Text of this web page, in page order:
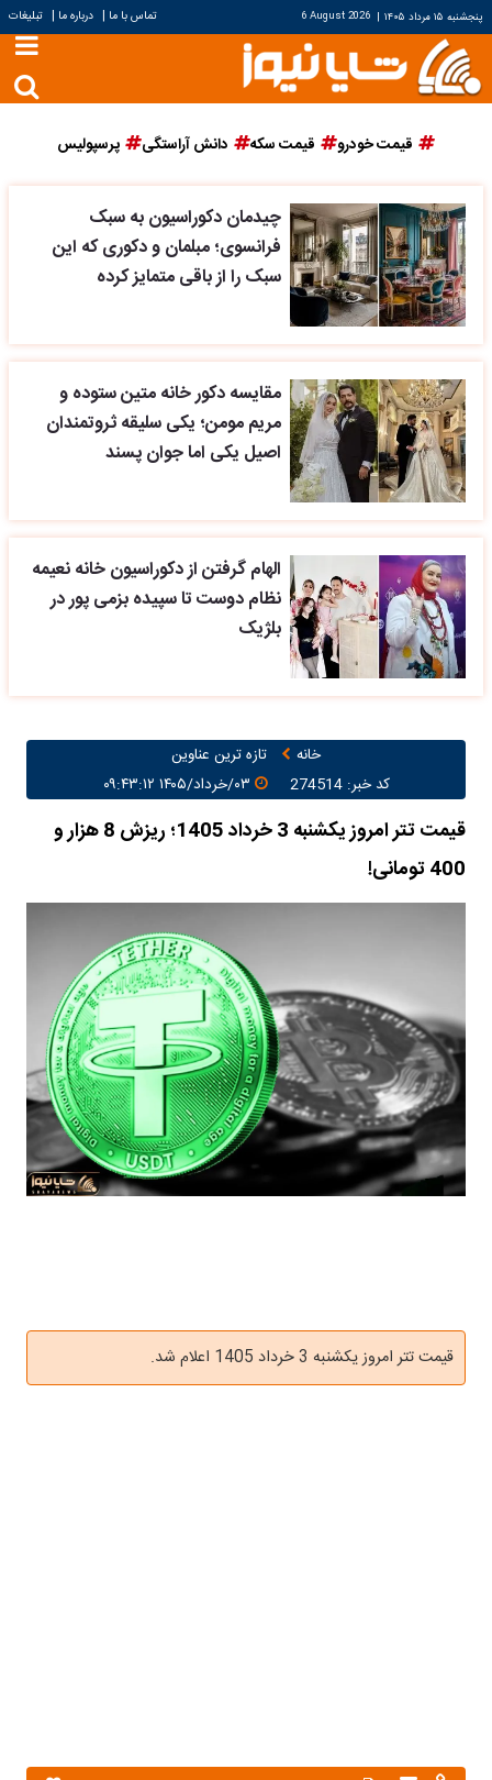
پنجشنبه ۱۵ مرداد ۱۴۰۵ |
6 August 2026 تماس با ما | درباره ما | تبلیغات
قیمت خودرو قیمت سکه دانش آراستگی پرسپولیس
چیدمان دکوراسیون به سبک
فرانسوی؛ مبلمان و دکوری که این
سبک را از باقی متمایز کرده
مقایسه دکور خانه متین ستوده و
مریم مومن؛ یکی سلیقه ثروتمندان
اصیل یکی اما جوان پسند
الهام گرفتن از دکوراسیون خانه نعیمه
نظام دوست تا سپیده بزمی پور در
بلژیک
خانه
تازه ترین عناوین
کد خبر: 274514
قیمت تتر امروز یکشنبه 3 خرداد 1405؛ ریزش 8 هزار و
400 تومانی!
قیمت تتر امروز یکشنبه 3 خرداد 1405 اعلام شد.